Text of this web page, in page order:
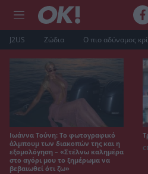
J2US Ζώδια Ο πιο αδύναμος
Ιωάννα Τούνη: Το φωτογραφικό
άλμπουμ των διακοπών της και η
εξομολόγηση – «Στέλνω καλημέρα
στο αγόρι μου το ξημέρωμα να
βεβαιωθεί ότι ζω»